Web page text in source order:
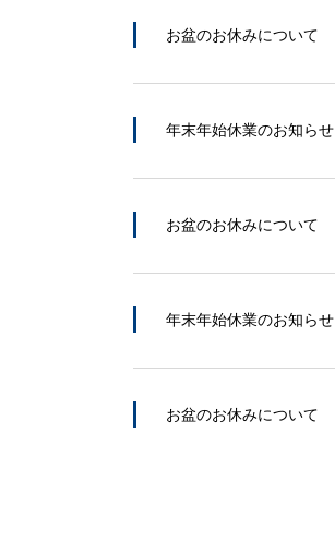
お盆のお休みについて
年末年始休業のお知らせ
お盆のお休みについて
年末年始休業のお知らせ
お盆のお休みについて